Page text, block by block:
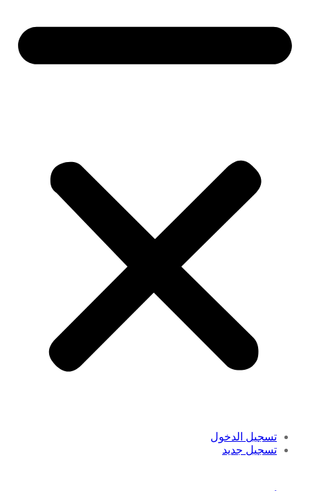
تسجيل الدخول
تسجيل جديد